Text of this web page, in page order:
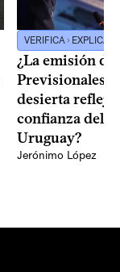
VERIFICA
¿La emisión
Previsionales
desierta refleja
confianza del
Uruguay?
Jerónimo López